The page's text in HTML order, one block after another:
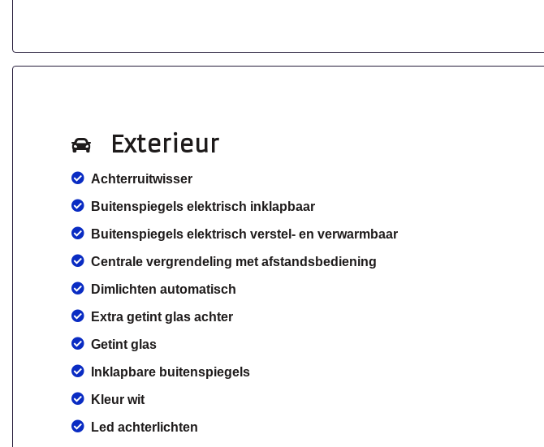
Exterieur
Achterruitwisser
Buitenspiegels elektrisch inklapbaar
Buitenspiegels elektrisch verstel- en verwarmbaar
Centrale vergrendeling met afstandsbediening
Dimlichten automatisch
Extra getint glas achter
Getint glas
Inklapbare buitenspiegels
Kleur wit
Led achterlichten